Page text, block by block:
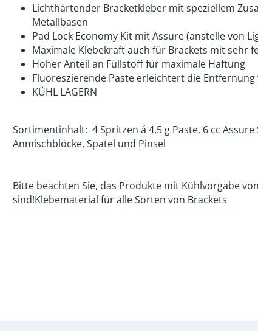
Lichthärtender Bracketkleber mit speziellem
Metallbasen
Pad Lock Economy Kit mit Assure (anstelle von
Maximale Klebekraft auch für Brackets mit sehr
Hoher Anteil an Füllstoff für maximale Haftung
Fluoreszierende Paste erleichtert die
KÜHL LAGERN
Sortimentinhalt: 4 Spritzen á 4,5 g Paste, 6 cc
Anmischblöcke, Spatel und Pinsel
Bitte beachten Sie, das Produkte mit Kühlvorgabe
sind!Klebematerial für alle Sorten von Brackets